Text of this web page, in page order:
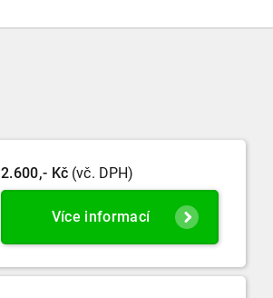
2.600,- Kč (vč. DPH)
Více informací